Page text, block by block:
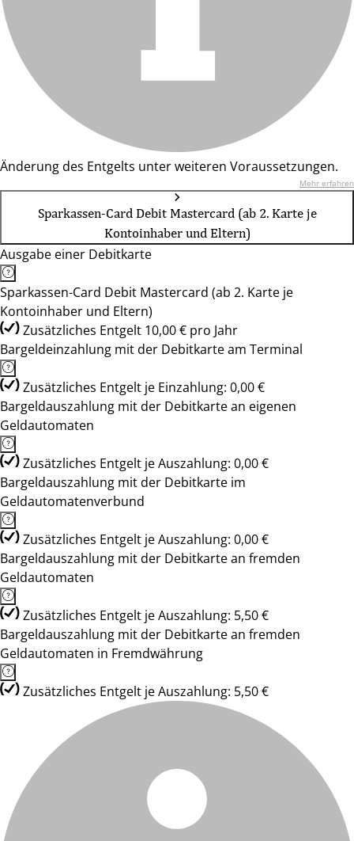
Änderung des Entgelts unter weiteren Voraussetzungen.
Mehr erfahren
Sparkassen-Card Debit Mastercard (ab 2. Karte je
Kontoinhaber und Eltern)
Ausgabe einer Debitkarte
Sparkassen-Card Debit Mastercard (ab 2. Karte je
Kontoinhaber und Eltern)
Zusätzliches Entgelt 10,00 € pro Jahr
Bargeldeinzahlung mit der Debitkarte am Terminal
Zusätzliches Entgelt je Einzahlung: 0,00 €
Bargeldauszahlung mit der Debitkarte an eigenen
Geldautomaten
Zusätzliches Entgelt je Auszahlung: 0,00 €
Bargeldauszahlung mit der Debitkarte im
Geldautomatenverbund
Zusätzliches Entgelt je Auszahlung: 0,00 €
Bargeldauszahlung mit der Debitkarte an fremden
Geldautomaten
Zusätzliches Entgelt je Auszahlung: 5,50 €
Bargeldauszahlung mit der Debitkarte an fremden
Geldautomaten in Fremdwährung
Zusätzliches Entgelt je Auszahlung: 5,50 €